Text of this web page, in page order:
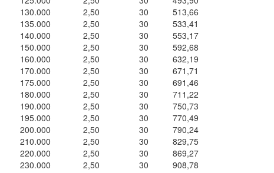
130.000
2,50 30
513,66
135.000
2,50 30
533,41
140.000
2,50 30
553,17
150.000
2,50 30
592,68
160.000
2,50 30
632,19
170.000
2,50 30
671,71
175.000
2,50 30
691,46
180.000
2,50 30
711,22
190.000
2,50 30
750,73
195.000
2,50 30
770,49
200.000
2,50 30
790,24
210.000
2,50 30
829,75
220.000
2,50 30
869,27
230.000
2,50 30
908,78